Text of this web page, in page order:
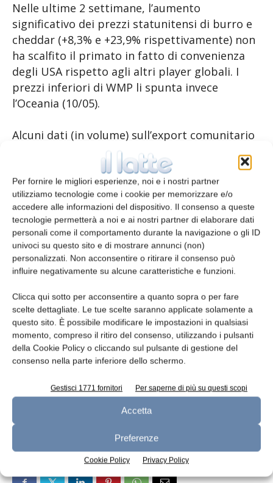
Per fornire le migliori esperienze, noi e i nostri partner
utilizziamo tecnologie come i cookie per memorizzare e/o
accedere alle informazioni del dispositivo. Il consenso a queste
tecnologie permetterà a noi e ai nostri partner di elaborare dati
personali come il comportamento durante la navigazione o gli ID
univoci su questo sito e di mostrare annunci (non)
personalizzati. Non acconsentire o ritirare il consenso può
influire negativamente su alcune caratteristiche e funzioni.
Clicca qui sotto per acconsentire a quanto sopra o per fare
scelte dettagliate. Le tue scelte saranno applicate solamente a
questo sito. È possibile modificare le impostazioni in qualsiasi
momento, compreso il ritiro del consenso, utilizzando i pulsanti
della Cookie Policy o cliccando sul pulsante di gestione del
consenso nella parte inferiore dello schermo.
Gestisci 1771 fornitori Per saperne di più su questi scopi
Accetta
Preferenze
Cookie Policy Privacy Policy
Nelle ultime 2 settimane, l’aumento
significativo dei prezzi statunitensi di burro e
cheddar (+8,3% e +23,9% rispettivamente) non
ha scalfito il primato in fatto di convenienza
degli USA rispetto agli altri player globali. I
prezzi inferiori di WMP li spunta invece
l’Oceania (10/05).
Alcuni dati (in volume) sull’export comunitario
tra gennaio-marzo 2020: le esportazioni di
burro sono aumentate del 37% mentre quelle
di formaggio, SMP e WMP hanno segnato -7%,
-24%, +2% rispettivamente. Per mercato di
sbocco, invece, tra gennaio e marzo 2020 gli
Stati Uniti hanno importato dall’UE più
formaggio (+8%, 30.416 t) e burro (+17% 8.083
t).
Nel periodo gennaio-marzo 2020 l’import
cinese mostra queste performance: SMP
(-16%), WMP (-3%), formaggio (+26%), burro +
butteroil (+71%) (in volume).